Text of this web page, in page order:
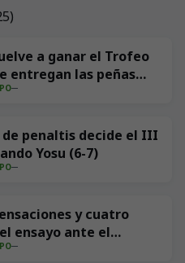
a ganar el Trofeo
entregan las peñas
y El Cachopo
de penaltis decide el III
Yosu (6-7)
y cuatro
ensayo ante el
1)